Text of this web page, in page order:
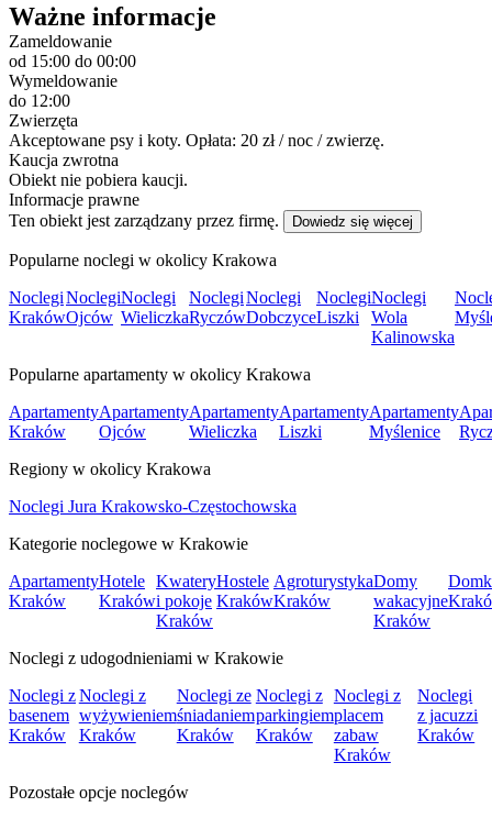
Ważne informacje
Zameldowanie
od 15:00 do 00:00
Wymeldowanie
do 12:00
Zwierzęta
Akceptowane psy i koty. Opłata: 20 zł / noc / zwierzę.
Kaucja zwrotna
Obiekt nie pobiera kaucji.
Informacje prawne
Ten obiekt jest zarządzany przez firmę.
Dowiedz się więcej
Popularne noclegi w okolicy Krakowa
Noclegi
Kraków
Noclegi
Ojców
Noclegi
Wieliczka
Noclegi
Ryczów
Noclegi
Dobczyce
Noclegi
Liszki
Noclegi
Wola
Kalinowska
Popularne apartamenty w okolicy Krakowa
Apartamenty
Kraków
Apartamenty
Ojców
Apartamenty
Wieliczka
Apartamenty
Liszki
Apartamenty
Myślenice
Regiony w okolicy Krakowa
Noclegi Jura Krakowsko-Częstochowska
Kategorie noclegowe w Krakowie
Apartamenty
Kraków
Hotele
Kraków
Kwatery
i pokoje
Kraków
Hostele
Kraków
Agroturystyka
Kraków
Domy
wakacyjne
Kraków
Noclegi z udogodnieniami w Krakowie
Noclegi z
basenem
Kraków
Noclegi z
wyżywieniem
Kraków
Noclegi ze
śniadaniem
Kraków
Noclegi z
parkingiem
Kraków
Noclegi z
placem
zabaw
Kraków
Noclegi
z jacuzzi
Kraków
Pozostałe opcje noclegów